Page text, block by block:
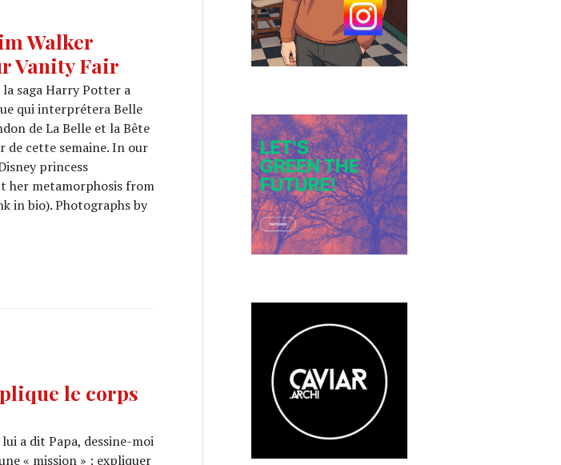
Walker
Vanity Fair
saga Harry Potter a
qui interprétera Belle
de La Belle et la Bête
de cette semaine. In our
princess
her metamorphosis from
in bio). Photographs by
Belle pour Vanity Fair
le corps
a dit Papa, dessine-moi
« mission » : expliquer